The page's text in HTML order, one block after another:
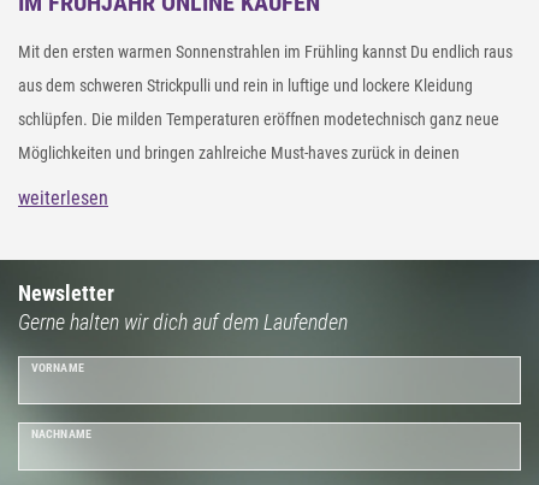
Mit den ersten warmen Sonnenstrahlen im Frühling kannst Du endlich raus
aus dem schweren Strickpulli und rein in luftige und lockere Kleidung
schlüpfen. Die milden Temperaturen eröffnen modetechnisch ganz neue
Möglichkeiten und bringen zahlreiche Must-haves zurück in deinen
Kleiderschrank. Entdecke in unserem styleBREAKER Online Shop aktuelle
Cozy Looks: Bring mit unseren Style-Neuheiten für den Frühling wieder
frischen Wind in deine Garderobe und erlebe unendlichen Spaß bei der
Kreation Deines Frühlingslooks.
weiterlesen
Newsletter
Gerne halten wir dich auf dem Laufenden
VORNAME
NACHNAME